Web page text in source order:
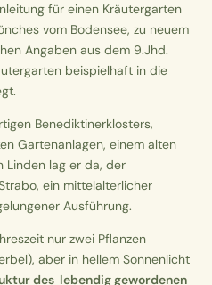
für einen Kräutergarten
vom Bodensee, zu neuem
Angaben aus dem 9.Jhd.
beispielhaft in die
Benediktinerklosters,
Gartenanlagen, einem alten
Linden lag er da, der
ein mittelalterlicher
Ausführung.
nur zwei Pflanzen
aber in hellem Sonnenlicht
des lebendig gewordenen